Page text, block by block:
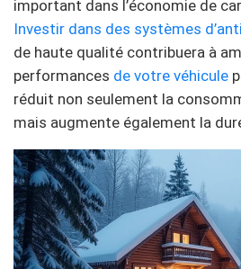
important dans l’économie de
Investir dans des systèmes
de haute qualité contribuera à
performances de votre véhicule
réduit non seulement la
mais augmente également la